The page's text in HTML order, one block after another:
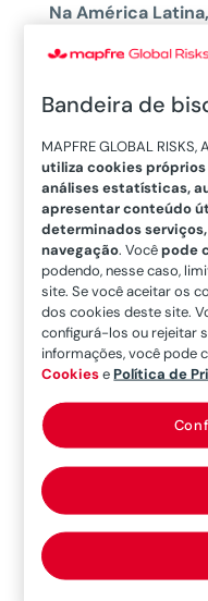
Na América Latina,
competitivo no
pressões externas,
Wagner, diretor
Americana do Aço
uma etapa muito
tendências
revalorização do
estratégico, que
regionalização da
por parte das
existisse antes da
potencializado
vistos processos
afirma.
Bandeira de
MAPFRE GLOBAL RISKS,
utiliza cookies
análises estatísticas,
apresentar conteúdo
determinados
navegação. Vocêpode
podendo, nesse caso,
site. Se você aceitar os
dos cookies deste site.
configurá-los ou rejeitar
informações, você pode
CookiesePolítica de